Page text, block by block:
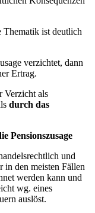
Thematik ist deutlich
verzichtet, dann
Ertrag.
Verzicht als
durch das
Pensionszusage
und
in den meisten Fällen
werden kann und
wg. eines
auslöst.